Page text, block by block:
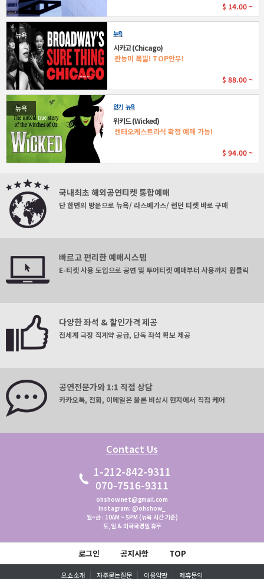
$ 14.00 ~
뉴욕 뉴욕
시카고 (Chicago)
관능미 폭발! TOP안무!
$ 88.00 ~
뉴욕 인기 뉴욕
위키드 (Wicked)
센터오케스트라석 확정 예매 가능!
$ 94.00 ~
국내최초 해외공연티켓 통합예매
단 한번의 방문으로 뉴욕/ 라스베가스/ 런던 티켓 바로 구매
빠르고 편리한 예매시스템
E-티켓 사용 도입으로 공연 및 투어티켓 예매부터 사용까지 원클릭
다양한 좌석 & 할인가격 제공
전세계 극장 직계약 공급, 단독 좌석 확보 제공
공연전문가와 1:1 직접 상담
카카오톡, 전화, 이메일은 물론 비상시 현지에서 직접 케어
Contact Us
1-212-842-9311
070-7516-9311
ohshow.net@gmail.com
Instagram: @ohshow_
월~금 : 10AM ~ 5PM (뉴욕 시간 기준)
토,일 & 미국국경일 휴무
로그인 공지사항 TOP
오쇼소개 자주묻는질문 이용약관 제휴문의